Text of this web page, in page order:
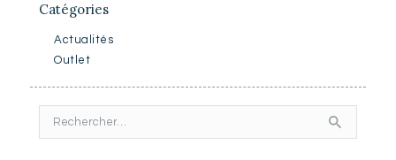
Catégories
Actualités
Outlet